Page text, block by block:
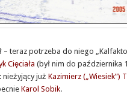
– teraz potrzeba do niego
Cięciała (był nim do października
nieżyjący już Kazimierz („Wiesiek”)
Karol Sobik.